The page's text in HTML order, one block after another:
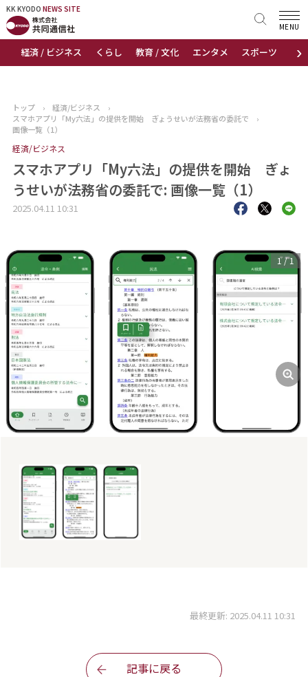
KK KYODO NEWS SITE
›
経済 / ビジネス くらし 教育 / 文化 エンタメ スポーツ 地域
MENU
KK KYODONEWS SITE
トップページ
ニュース
おすすめコンテンツ
出版物
トップ › 経済/ビジネス
›
スマホアプリ「My六法」の提供を開始 ぎょうせいが法務省の委託で
›
画像一覧（1）
経済/ビジネス
スマホアプリ「My六法」の提供を開始 ぎょ
うせいが法務省の委託で: 画像一覧（1）
2025.04.11 10:31
1/1
最終更新: 2025.04.11 10:31
記事に戻る